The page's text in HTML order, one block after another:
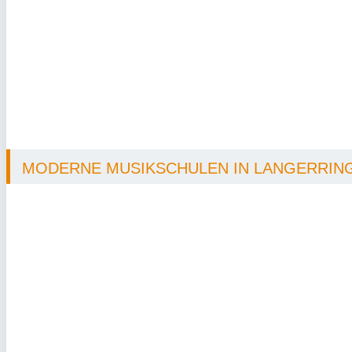
MODERNE MUSIKSCHULEN IN